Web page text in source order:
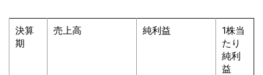
決算
期
売上高 純利益
1株当
たり
純利
益